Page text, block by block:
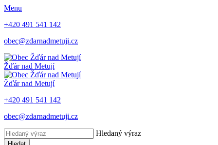
Menu
+420 491 541 142
obec@zdarnadmetuji.cz
Žďár nad Metují
Žďár nad Metují
+420 491 541 142
obec@zdarnadmetuji.cz
Hledaný výraz